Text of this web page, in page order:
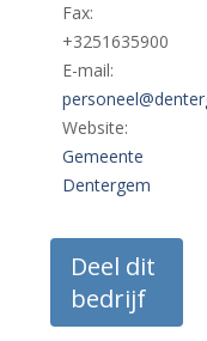
Fax:
+3251635900
E-mail:
Website:
Gemeente
Dentergem
Deel dit
bedrijf